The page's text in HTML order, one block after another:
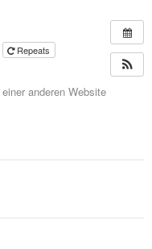
Repeats
einer anderen Website